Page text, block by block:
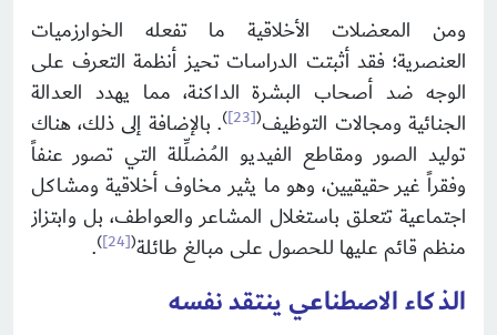
ومن المعضلات الأخلاقية ما تفعله الخوارزميات
العنصرية؛ فقد أثبتت الدراسات تحيز أنظمة التعرف على
الوجه ضد أصحاب البشرة الداكنة، مما يهدد العدالة
الجنائية ومجالات التوظيف(
[23]
). بالإضافة إلى ذلك، هناك
توليد الصور ومقاطع الفيديو المُضلِّلة التي تصور عنفاً
وفقراً غير حقيقيين، وهو ما يثير مخاوف أخلاقية ومشاكل
اجتماعية تتعلق باستغلال المشاعر والعواطف، بل وابتزاز
منظم قائم عليها للحصول على مبالغ طائلة(
[24]
)
.
الذكاء الاصطناعي ينتقد نفسه